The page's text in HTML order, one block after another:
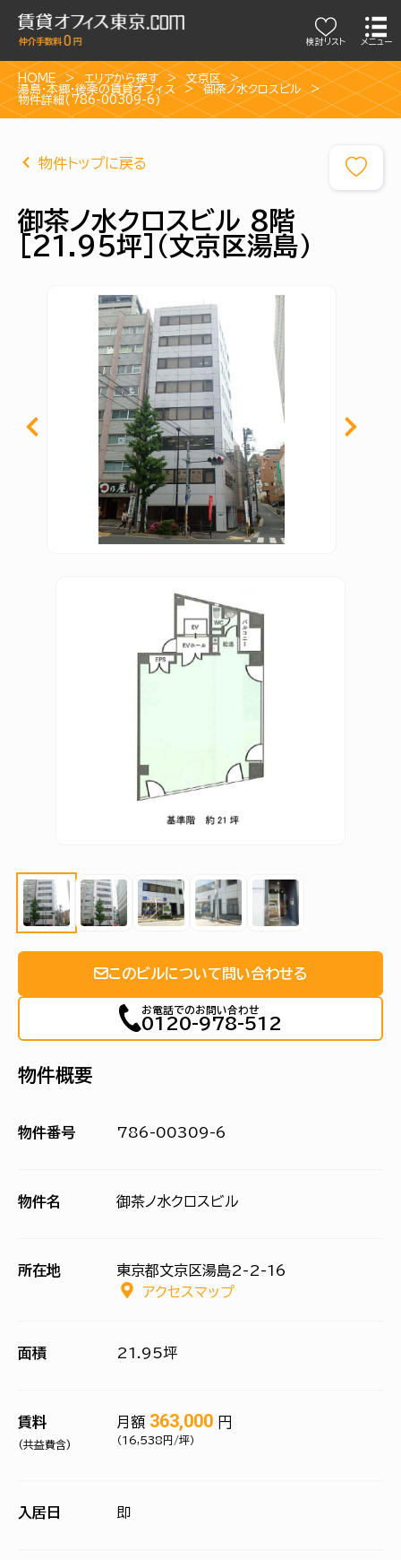
検討リスト メニュー
HOME エリアから探す
文京区
湯島・本郷・後楽の賃貸オフィス
御茶ノ水クロスビル
物件詳細(786-00309-6)
物件トップに戻る
御茶ノ水クロスビル 8階
[21.95坪]（文京区湯島）
このビルについて問い合わせる
お電話でのお問い合わせ
0120-978-512
物件概要
物件番号 786-00309-6
物件名 御茶ノ水クロスビル
所在地
東京都文京区湯島2-2-16
アクセスマップ
面積 21.95坪
賃料
(共益費含)
月額 363,000 円
（16,538円/坪）
入居日 即